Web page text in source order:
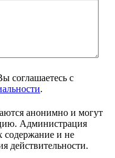
соглашаетесь с
.
анонимно и могут
Администрация
содержание и не
действительности.